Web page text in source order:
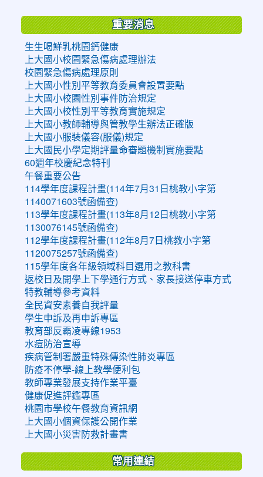
重要消息
生生喝鮮乳桃園鈣健康
上大國小校園緊急傷病處理辦法
校園緊急傷病處理原則
上大國小性別平等教育委員會設置要點
上大國小校園性別事件防治規定
上大國小校性別平等教育實施規定
上大國小教師輔導與管教學生辦法正確版
上大國小服裝儀容(服儀)規定
上大國民小學定期評量命審題機制實施要點
60週年校慶紀念特刊
午餐重要公告
114學年度課程計畫(114年7月31日桃教小字第
1140071603號函備查)
113學年度課程計畫(113年8月12日桃教小字第
1130076145號函備查)
112學年度課程計畫(112年8月7日桃教小字第
1120075257號函備查)
115學年度各年級領域科目選用之教科書
返校日及開學上下學通行方式、家長接送停車方式
特教輔導參考資料
全民資安素養自我評量
學生申訴及再申訴專區
教育部反霸凌專線1953
水痘防治宣導
疾病管制署嚴重特殊傳染性肺炎專區
防疫不停學-線上教學便利包
教師專業發展支持作業平臺
健康促進評鑑專區
桃園市學校午餐教育資訊網
上大國小個資保護公開作業
上大國小災害防救計畫書
常用連結